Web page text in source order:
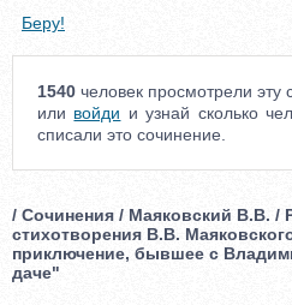
Беру!
1540 человек просмотрели эту
или войди и узнай сколько
списали это сочинение.
/ Сочинения / Маяковский В.В. /
стихотворения В.В.
приключение, бывшее с
даче"